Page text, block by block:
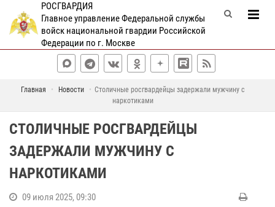
РОСГВАРДИЯ
Главное управление Федеральной службы
войск национальной гвардии Российской
Федерации по г. Москве
Главная Новости
Столичные росгвардейцы задержали мужчину с
наркотиками
СТОЛИЧНЫЕ РОСГВАРДЕЙЦЫ
ЗАДЕРЖАЛИ МУЖЧИНУ С
НАРКОТИКАМИ
09 июля 2025, 09:30